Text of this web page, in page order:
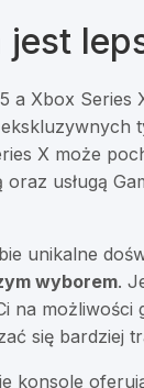
a Xbox
X może
usługą
unikalne
wyborem.
na
się bardziej
konsole